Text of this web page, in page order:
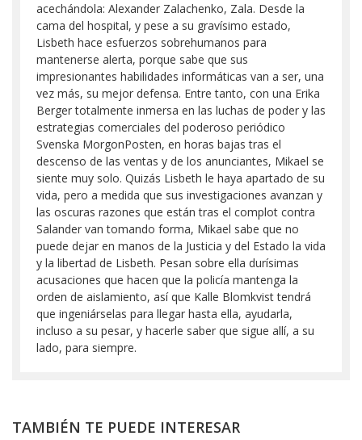
acechándola: Alexander Zalachenko, Zala. Desde la
cama del hospital, y pese a su gravísimo estado,
Lisbeth hace esfuerzos sobrehumanos para
mantenerse alerta, porque sabe que sus
impresionantes habilidades informáticas van a ser, una
vez más, su mejor defensa. Entre tanto, con una Erika
Berger totalmente inmersa en las luchas de poder y las
estrategias comerciales del poderoso periódico
Svenska MorgonPosten, en horas bajas tras el
descenso de las ventas y de los anunciantes, Mikael se
siente muy solo. Quizás Lisbeth le haya apartado de su
vida, pero a medida que sus investigaciones avanzan y
las oscuras razones que están tras el complot contra
Salander van tomando forma, Mikael sabe que no
puede dejar en manos de la Justicia y del Estado la vida
y la libertad de Lisbeth. Pesan sobre ella durísimas
acusaciones que hacen que la policía mantenga la
orden de aislamiento, así que Kalle Blomkvist tendrá
que ingeniárselas para llegar hasta ella, ayudarla,
incluso a su pesar, y hacerle saber que sigue allí, a su
lado, para siempre.
TAMBIÉN TE PUEDE INTERESAR